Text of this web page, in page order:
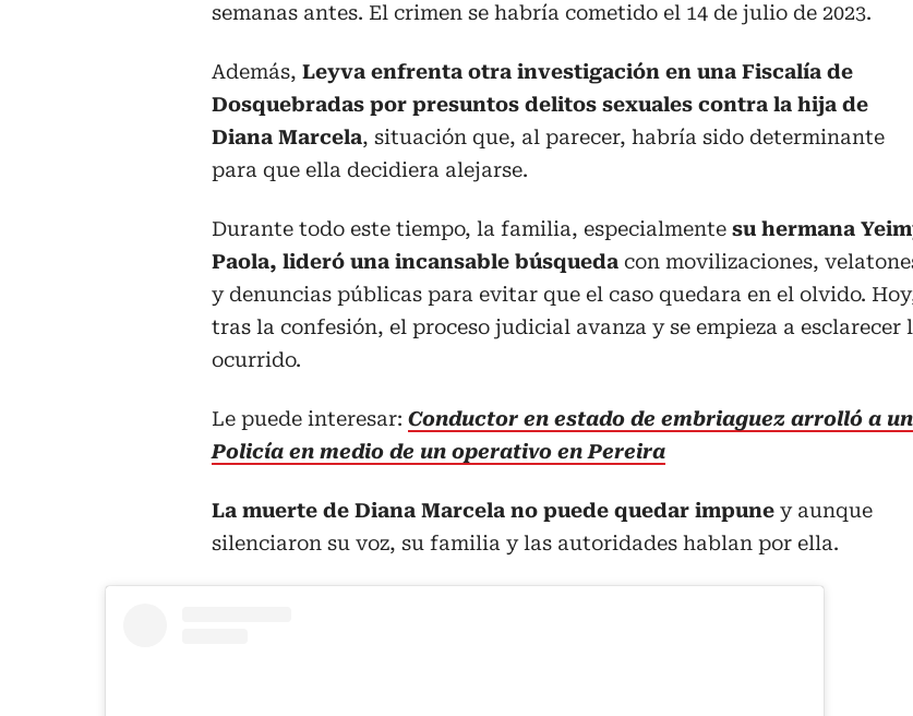
semanas antes. El crimen se habría cometido el 14 de julio de 2023.
Además, Leyva enfrenta otra investigación en una Fiscalía de
Dosquebradas por presuntos delitos sexuales contra la hija de
Diana Marcela, situación que, al parecer, habría sido determinante
para que ella decidiera alejarse.
Durante todo este tiempo, la familia, especialmente su hermana
Paola, lideró una incansable búsqueda con movilizaciones,
y denuncias públicas para evitar que el caso quedara en el olvido.
tras la confesión, el proceso judicial avanza y se empieza a esclarecer
ocurrido.
Le puede interesar: Conductor en estado de embriaguez arrolló a
Policía en medio de un operativo en Pereira
La muerte de Diana Marcela no puede quedar impune y aunque
silenciaron su voz, su familia y las autoridades hablan por ella.